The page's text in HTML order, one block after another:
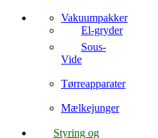
Vakuumpakker
El-gryder
Sous-
Vide
Tørreapparater
Mælkejunger
Styring og